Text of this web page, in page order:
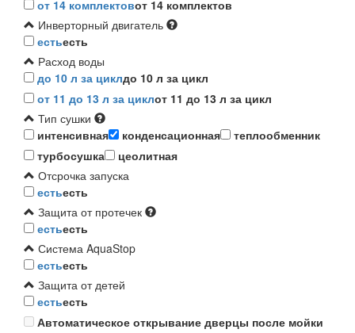
от 14 комплектовот 14 комплектов
Инверторный двигатель
естьесть
Расход воды
до 10 л за циклдо 10 л за цикл
от 11 до 13 л за циклот 11 до 13 л за цикл
Тип сушки
интенсивная
конденсационная
теплообменник
турбосушка
цеолитная
Отсрочка запуска
естьесть
Защита от протечек
естьесть
Система AquaStop
естьесть
Защита от детей
естьесть
Автоматическое открывание дверцы после мойки